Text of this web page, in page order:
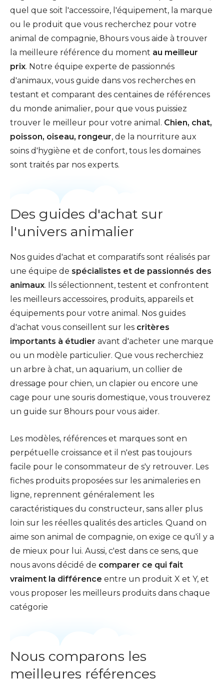
quel que soit l'accessoire, l'équipement, la marque
ou le produit que vous recherchez pour votre
animal de compagnie, 8hours vous aide à trouver
la meilleure référence du moment au meilleur
prix. Notre équipe experte de passionnés
d'animaux, vous guide dans vos recherches en
testant et comparant des centaines de références
du monde animalier, pour que vous puissiez
trouver le meilleur pour votre animal. Chien, chat,
poisson, oiseau, rongeur, de la nourriture aux
soins d'hygiène et de confort, tous les domaines
sont traités par nos experts.
Des guides d'achat sur
l'univers animalier
Nos guides d'achat et comparatifs sont réalisés par
une équipe de spécialistes et de passionnés des
animaux. Ils sélectionnent, testent et confrontent
les meilleurs accessoires, produits, appareils et
équipements pour votre animal. Nos guides
d'achat vous conseillent sur les critères
importants à étudier avant d'acheter une marque
ou un modèle particulier. Que vous recherchiez
un arbre à chat, un aquarium, un collier de
dressage pour chien, un clapier ou encore une
cage pour une souris domestique, vous trouverez
un guide sur 8hours pour vous aider.
Les modèles, références et marques sont en
perpétuelle croissance et il n'est pas toujours
facile pour le consommateur de s'y retrouver. Les
fiches produits proposées sur les animaleries en
ligne, reprennent généralement les
caractéristiques du constructeur, sans aller plus
loin sur les réelles qualités des articles. Quand on
aime son animal de compagnie, on exige ce qu'il y a
de mieux pour lui. Aussi, c'est dans ce sens, que
nous avons décidé de comparer ce qui fait
vraiment la différence entre un produit X et Y, et
vous proposer les meilleurs produits dans chaque
catégorie
Nous comparons les
meilleures références